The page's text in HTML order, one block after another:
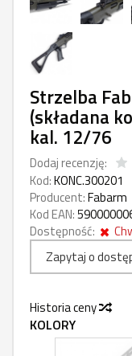
Strzelba
(składana
kal. 12/76
Dodaj recenzję:
Kod:KONC.300201
Producent:Fabarm
Kod EAN:
Dostępność:
Zapytaj o
Historia ceny
KOLORY